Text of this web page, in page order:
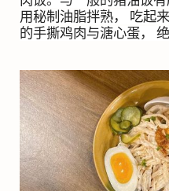
用秘制油脂拌熟， 吃起
的手撕鸡肉与溏心蛋，